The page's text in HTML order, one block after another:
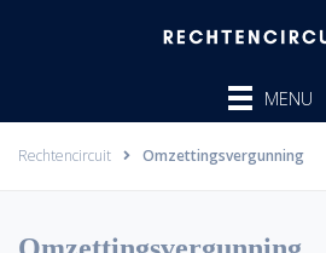
MENU
Rechtencircuit Omzettingsvergunning